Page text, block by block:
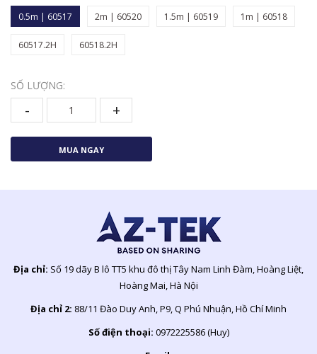
0.5m | 60517 2m | 60520 1.5m | 60519 1m | 60518
60517.2H 60518.2H
SỐ LƯỢNG:
- +
MUA NGAY
Địa chỉ: Số 19 dãy B lô TT5 khu đô thị Tây Nam Linh Đàm, Hoàng Liệt,
Hoàng Mai, Hà Nội
Địa chỉ 2: 88/11 Đào Duy Anh, P9, Q Phú Nhuận, Hồ Chí Minh
Số điện thoại: 0972225586 (Huy)